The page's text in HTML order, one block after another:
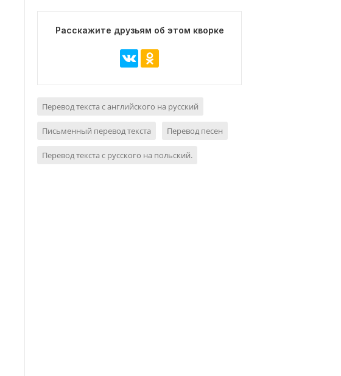
Расскажите друзьям об этом кворке
Перевод текста с английского на русский
Письменный перевод текста Перевод песен
Перевод текста с русского на польский.